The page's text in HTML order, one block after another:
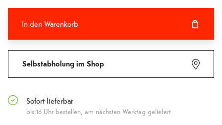
In den Warenkorb
Selbstabholung im Shop
Sofort lieferbar
bis 16 Uhr bestellen, am nächsten Werktag geliefert